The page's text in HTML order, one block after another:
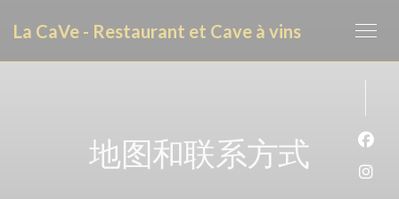
La CaVe - Restaurant et Cave à vins
地图和联系方式